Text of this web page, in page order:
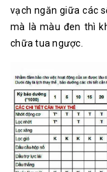
vạch ngăn giữa các
mà là màu đen thì
chữa tua ngược.